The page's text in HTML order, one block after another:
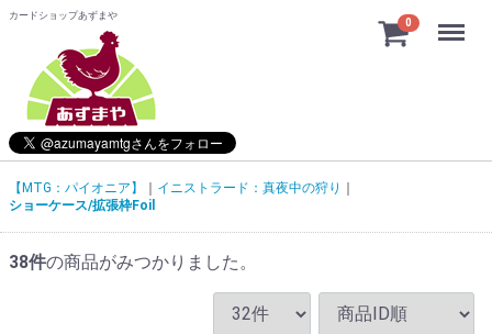
カードショップあずまや
0 Menu
【MTG：パイオニア】
イニストラード：真夜中の狩り
ショーケース/拡張枠Foil
38件の商品がみつかりました。